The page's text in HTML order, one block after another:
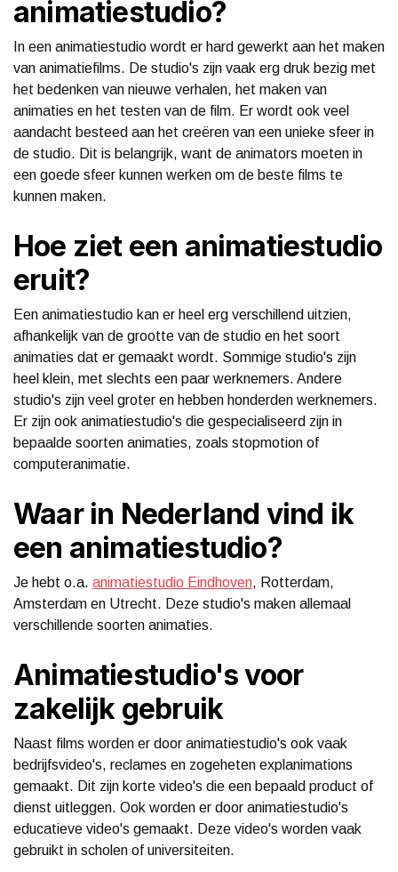
animatiestudio?
In een animatiestudio wordt er hard gewerkt aan het maken
van animatiefilms. De studio's zijn vaak erg druk bezig met
het bedenken van nieuwe verhalen, het maken van
animaties en het testen van de film. Er wordt ook veel
aandacht besteed aan het creëren van een unieke sfeer in
de studio. Dit is belangrijk, want de animators moeten in
een goede sfeer kunnen werken om de beste films te
kunnen maken.
Hoe ziet een animatiestudio
eruit?
Een animatiestudio kan er heel erg verschillend uitzien,
afhankelijk van de grootte van de studio en het soort
animaties dat er gemaakt wordt. Sommige studio's zijn
heel klein, met slechts een paar werknemers. Andere
studio's zijn veel groter en hebben honderden werknemers.
Er zijn ook animatiestudio's die gespecialiseerd zijn in
bepaalde soorten animaties, zoals stopmotion of
computeranimatie.
Waar in Nederland vind ik
een animatiestudio?
Je hebt o.a. animatiestudio Eindhoven, Rotterdam,
Amsterdam en Utrecht. Deze studio's maken allemaal
verschillende soorten animaties.
Animatiestudio's voor
zakelijk gebruik
Naast films worden er door animatiestudio's ook vaak
bedrijfsvideo's, reclames en zogeheten explanimations
gemaakt. Dit zijn korte video's die een bepaald product of
dienst uitleggen. Ook worden er door animatiestudio's
educatieve video's gemaakt. Deze video's worden vaak
gebruikt in scholen of universiteiten.